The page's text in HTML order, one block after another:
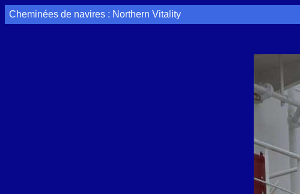
Cheminées de navires : Northern Vitality